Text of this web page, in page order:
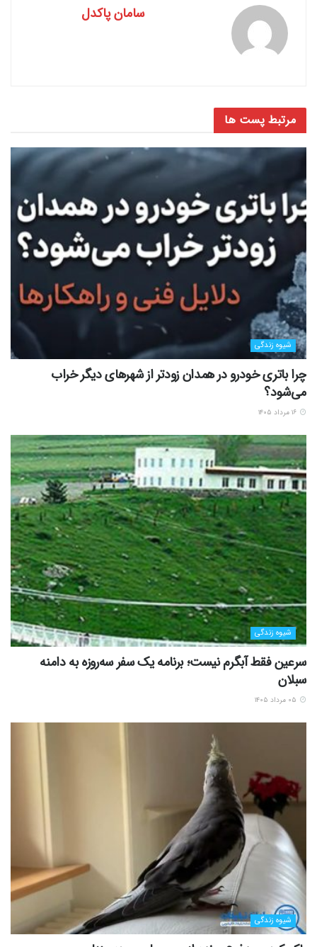
سامان پاکدل
مرتبط پست ها
شیوه زندگی
چرا باتری خودرو در همدان زودتر از شهرهای دیگر خراب
می‌شود؟
شیوه زندگی
سرعین فقط آبگرم نیست؛ برنامه یک سفر سه‌روزه به دامنه
سبلان
شیوه زندگی